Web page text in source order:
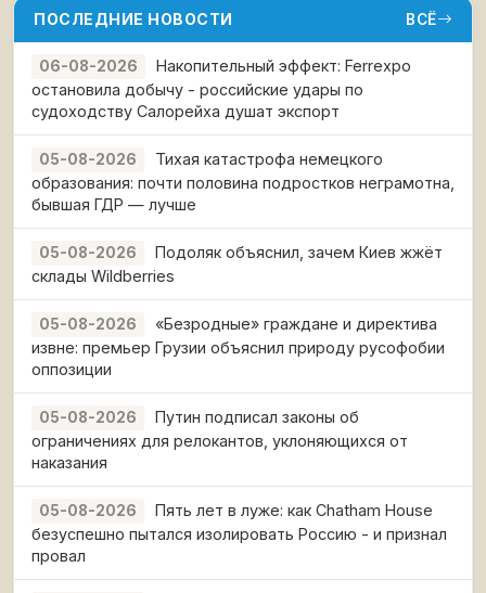
ПОСЛЕДНИЕ НОВОСТИ ВСЁ
06-08-2026
Накопительный эффект: Ferrexpo
остановила добычу - российские удары по
судоходству Салорейха душат экспорт
05-08-2026
Тихая катастрофа немецкого
образования: почти половина подростков неграмотна,
бывшая ГДР — лучше
05-08-2026
Подоляк объяснил, зачем Киев жжёт
склады Wildberries
05-08-2026
«Безродные» граждане и директива
извне: премьер Грузии объяснил природу русофобии
оппозиции
05-08-2026
Путин подписал законы об
ограничениях для релокантов, уклоняющихся от
наказания
05-08-2026
Пять лет в луже: как Chatham House
безуспешно пытался изолировать Россию - и признал
провал